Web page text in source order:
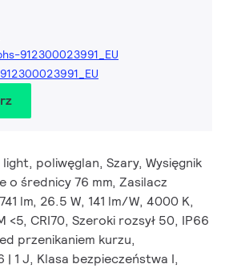
912300023991_EU
poliwęglan, Szary, Wysięgnik
o średnicy 76 mm, Zasilacz
lm, 26.5 W, 141 lm/W, 4000 K,
<5, CRI70, Szeroki rozsył 50, IP66
przenikaniem kurzu,
1 J, Klasa bezpieczeństwa I,